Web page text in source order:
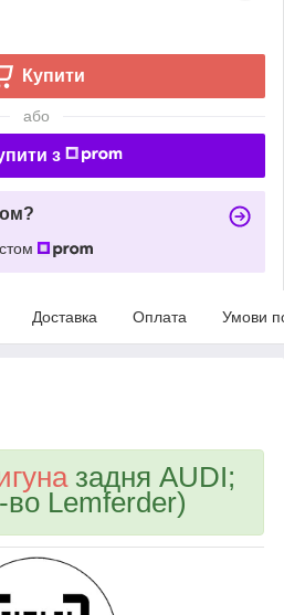
Купити
або
з
Доставка Оплата Умови
задня AUDI;
Lemferder)